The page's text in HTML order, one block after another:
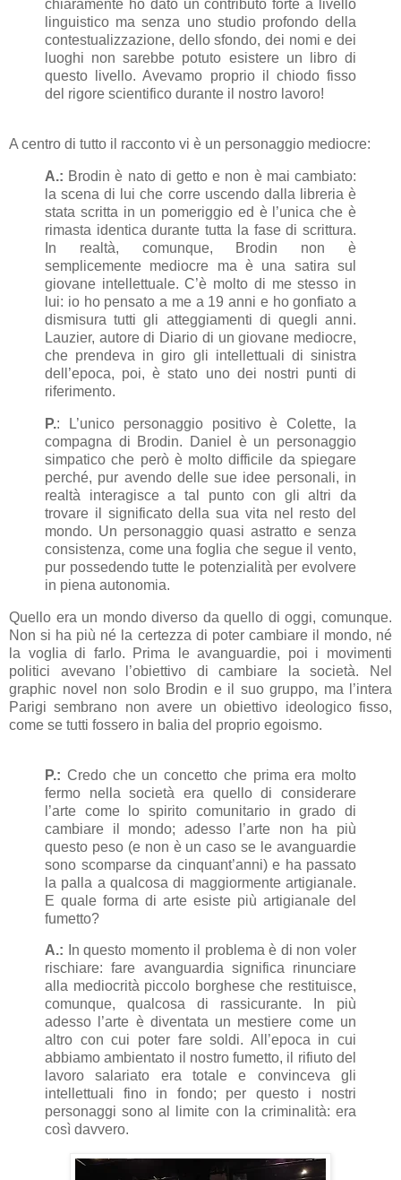
chiaramente ho dato un contributo forte a livello
linguistico ma senza uno studio profondo della
contestualizzazione, dello sfondo, dei nomi e dei
luoghi non sarebbe potuto esistere un libro di
questo livello. Avevamo proprio il chiodo fisso
del rigore scientifico durante il nostro lavoro!
A centro di tutto il racconto vi è un personaggio mediocre:
A.: Brodin è nato di getto e non è mai cambiato:
la scena di lui che corre uscendo dalla libreria è
stata scritta in un pomeriggio ed è l’unica che è
rimasta identica durante tutta la fase di scrittura.
In realtà, comunque, Brodin non è
semplicemente mediocre ma è una satira sul
giovane intellettuale. C’è molto di me stesso in
lui: io ho pensato a me a 19 anni e ho gonfiato a
dismisura tutti gli atteggiamenti di quegli anni.
Lauzier, autore di Diario di un giovane mediocre,
che prendeva in giro gli intellettuali di sinistra
dell’epoca, poi, è stato uno dei nostri punti di
riferimento.
P.: L’unico personaggio positivo è Colette, la
compagna di Brodin. Daniel è un personaggio
simpatico che però è molto difficile da spiegare
perché, pur avendo delle sue idee personali, in
realtà interagisce a tal punto con gli altri da
trovare il significato della sua vita nel resto del
mondo. Un personaggio quasi astratto e senza
consistenza, come una foglia che segue il vento,
pur possedendo tutte le potenzialità per evolvere
in piena autonomia.
Quello era un mondo diverso da quello di oggi, comunque.
Non si ha più né la certezza di poter cambiare il mondo, né
la voglia di farlo. Prima le avanguardie, poi i movimenti
politici avevano l’obiettivo di cambiare la società. Nel
graphic novel non solo Brodin e il suo gruppo, ma l’intera
Parigi sembrano non avere un obiettivo ideologico fisso,
come se tutti fossero in balia del proprio egoismo.
P.: Credo che un concetto che prima era molto
fermo nella società era quello di considerare
l’arte come lo spirito comunitario in grado di
cambiare il mondo; adesso l’arte non ha più
questo peso (e non è un caso se le avanguardie
sono scomparse da cinquant’anni) e ha passato
la palla a qualcosa di maggiormente artigianale.
E quale forma di arte esiste più artigianale del
fumetto?
A.: In questo momento il problema è di non voler
rischiare: fare avanguardia significa rinunciare
alla mediocrità piccolo borghese che restituisce,
comunque, qualcosa di rassicurante. In più
adesso l’arte è diventata un mestiere come un
altro con cui poter fare soldi. All’epoca in cui
abbiamo ambientato il nostro fumetto, il rifiuto del
lavoro salariato era totale e convinceva gli
intellettuali fino in fondo; per questo i nostri
personaggi sono al limite con la criminalità: era
così davvero.